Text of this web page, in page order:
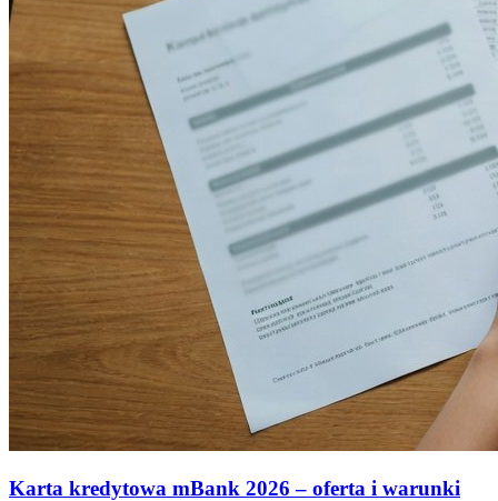
Karta kredytowa mBank 2026 – oferta i warunki